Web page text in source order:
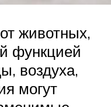
животных,
функцией
воздуха,
могут